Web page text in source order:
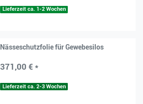
Lieferzeit ca. 1-2 Wochen
Nässeschutzfolie für Gewebesilos
371,00 € *
Lieferzeit ca. 2-3 Wochen